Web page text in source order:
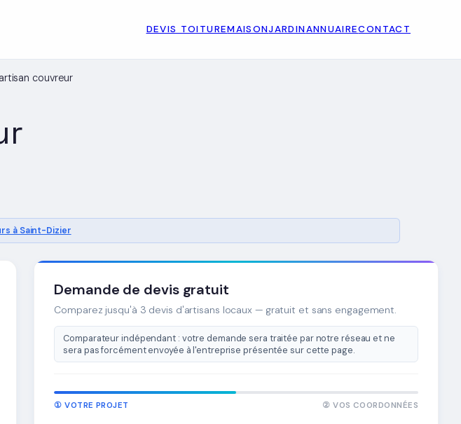
DEVIS TOITUREMAISONJARDINANNUAIRECONTACT
couvreur
à Saint-Dizier
Demande de devis gratuit
Comparez jusqu'à 3 devis d'artisans locaux — gratuit et sans engagement.
Comparateur indépendant : votre demande sera traitée par notre réseau et ne
sera pas forcément envoyée à l'entreprise présentée sur cette page.
① VOTRE PROJET ② VOS COORDONNÉES